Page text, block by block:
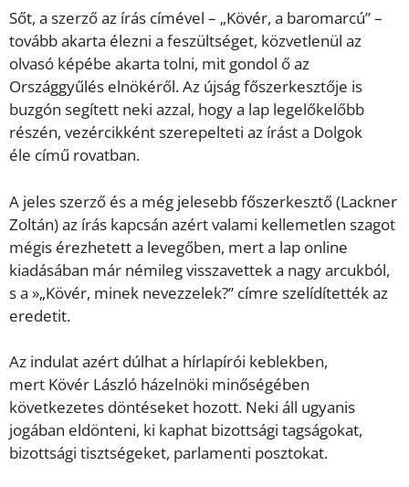
Sőt, a szerző az írás címével – „Kövér, a baromarcú” –
tovább akarta élezni a feszültséget, közvetlenül az
olvasó képébe akarta tolni, mit gondol ő az
Országgyűlés elnökéről. Az újság főszerkesztője is
buzgón segített neki azzal, hogy a lap legelőkelőbb
részén, vezércikként szerepelteti az írást a Dolgok
éle című rovatban.
A jeles szerző és a még jelesebb főszerkesztő (Lackner
Zoltán) az írás kapcsán azért valami kellemetlen szagot
mégis érezhetett a levegőben, mert a lap online
kiadásában már némileg visszavettek a nagy arcukból,
s a »„Kövér, minek nevezzelek?” címre szelídítették az
eredetit.
Az indulat azért dúlhat a hírlapírói keblekben,
mert Kövér László házelnöki minőségében
következetes döntéseket hozott. Neki áll ugyanis
jogában eldönteni, ki kaphat bizottsági tagságokat,
bizottsági tisztségeket, parlamenti posztokat.